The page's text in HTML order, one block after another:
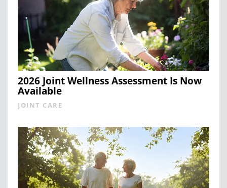
2026 Joint Wellness Assessment Is Now
Available
JOINT CARE